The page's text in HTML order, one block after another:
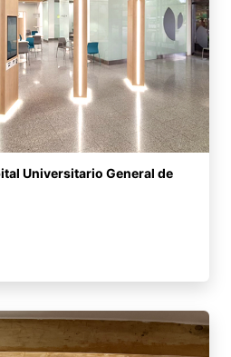
Universitario General de